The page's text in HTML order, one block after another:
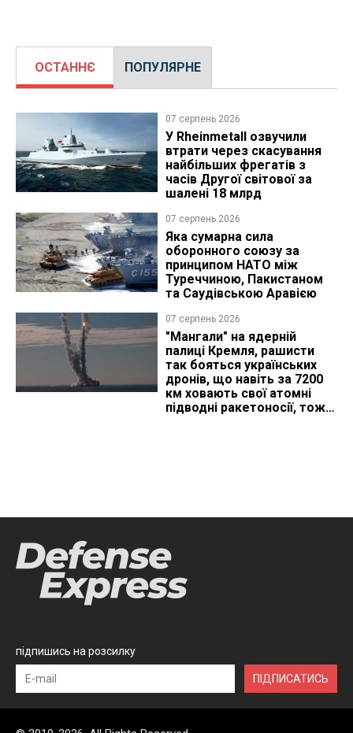
ОСТАННЄ ПОПУЛЯРНЕ
07 серпень 2026
У Rheinmetall озвучили
втрати через скасування
найбільших фрегатів з
часів Другої світової за
шалені 18 млрд
07 серпень 2026
Яка сумарна сила
оборонного союзу за
принципом НАТО між
Туреччиною, Пакистаном
та Саудівською Аравією
07 серпень 2026
"Мангали" на ядерній
палиці Кремля, рашисти
так бояться українських
дронів, що навіть за 7200
км ховають свої атомні
підводні ракетоносії, тож
підпишись на розсилку
ПІДПИСАТИСЬ